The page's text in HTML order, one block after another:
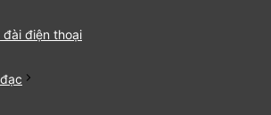
đài điện thoại